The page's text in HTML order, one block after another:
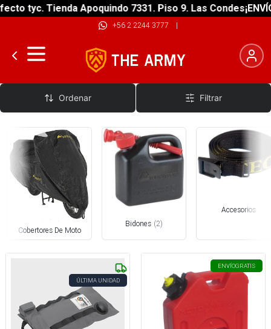
tyc. Tienda Apoquindo 7331. Piso 9. Las Condes
+56 2 2244 3777 |
Accesorios Motos Big Trail
Ordenar Filtrar
Cobertores De Moto
Bidones (2)
Accesorios
ÚLTIMA UNIDAD
ENVÍOGRATIS